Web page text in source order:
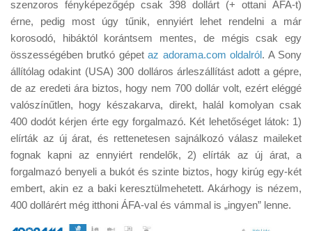
Tanácsok
Érdekességek
Helyszíni Riport
E-BB
szenzoros fényképezőgép csak 398 dollárt (+ ottani ÁFA-t)
érne, pedig most úgy tűnik, ennyiért lehet rendelni a már
korosodó, hibáktól korántsem mentes, de mégis csak egy
összességében brutkó gépetaz adorama.com oldalról. A Sony
állítólag odakint (USA) 300 dolláros árleszállítást adott a gépre,
de az eredeti ára biztos, hogy nem 700 dollár volt, ezért eléggé
valószínűtlen, hogy készakarva, direkt, halál komolyan csak
400 dodót kérjen érte egy forgalmazó. Két lehetőséget látok: 1)
elírták az új árat, és rettenetesen sajnálkozó válasz maileket
fognak kapni az ennyiért rendelők, 2) elírták az új árat, a
forgalmazó benyeli a bukót és szinte biztos, hogy kirúg egy-két
embert, akin ez a baki keresztülmehetett. Akárhogy is nézem,
400 dollárért még itthoni ÁFA-val és vámmal is „ingyen” lenne.